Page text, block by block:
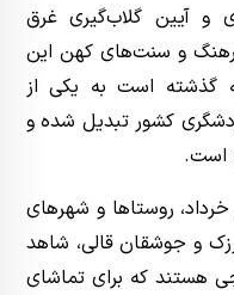
و آیین گلاب‌گیری غرق
و سنت‌های کهن این
گذشته است به یکی از
کشور تبدیل شده و
است.
روستاها و شهرهای
و جوشقان قالی، شاهد
هستند که برای تماشای